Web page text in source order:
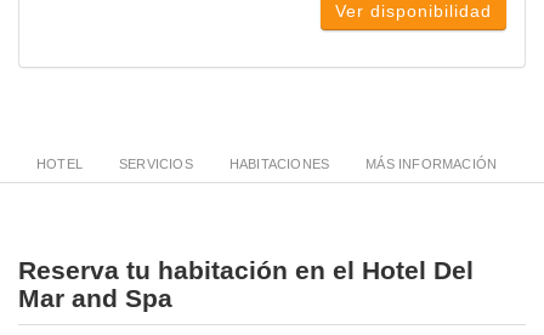
Ver disponibilidad
HOTEL SERVICIOS HABITACIONES MÁS INFORMACIÓN
Reserva tu habitación en el Hotel Del
Mar and Spa